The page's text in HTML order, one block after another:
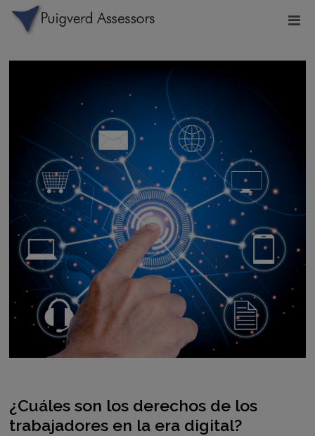
¿Cuáles son los derechos de los
trabajadores en la era digital?